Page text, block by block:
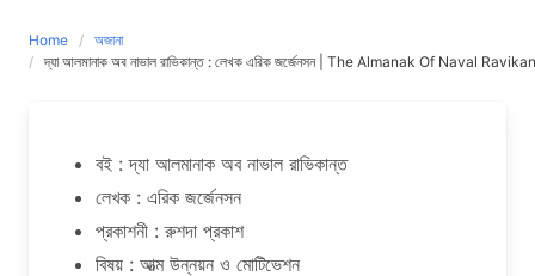
Home
অজানা
দ্যা আলমানাক অব নাভাল রাভিকান্ত : লেখক এরিক জর্জেনসন | The Almanak Of Naval
বই : দ্যা আলমানাক অব নাভাল রাভিকান্ত
লেখক : এরিক জর্জেনসন
প্রকাশনী : রুশদা প্রকাশ
বিষয় : আত্ম উন্নয়ন ও মোটিভেশন